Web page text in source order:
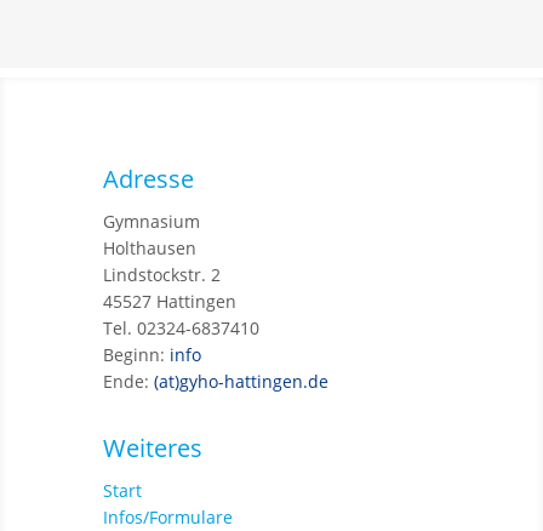
Adresse
Gymnasium
Holthausen
Lindstockstr. 2
45527 Hattingen
Tel. 02324-6837410
Beginn: info
Ende: (at)gyho-hattingen.de
Weiteres
Start
Infos/Formulare